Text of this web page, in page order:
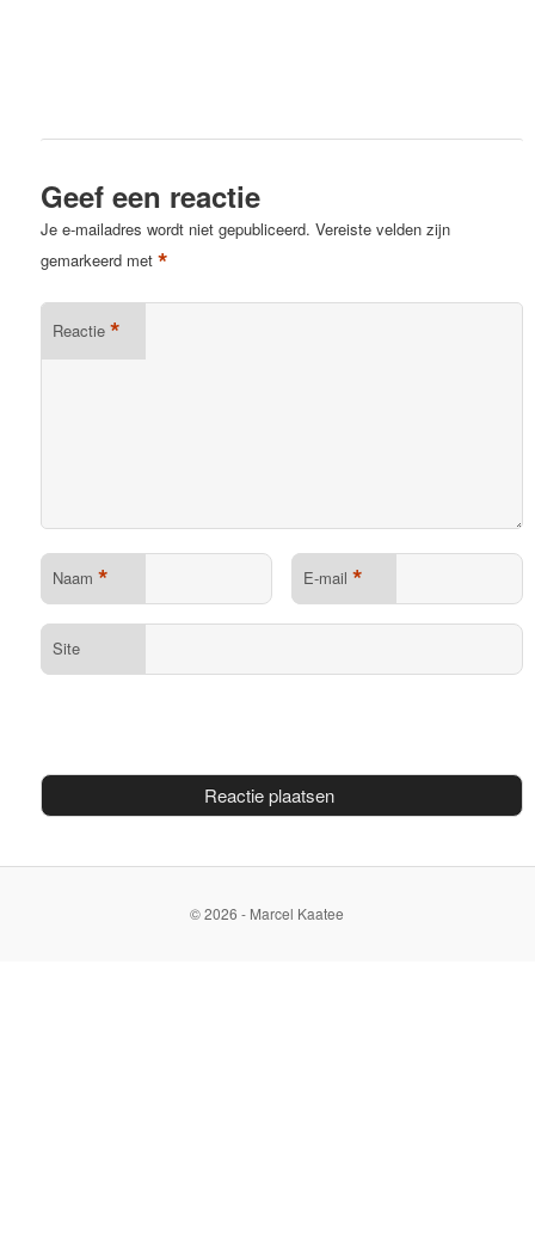
Geef een reactie
Je e-mailadres wordt niet gepubliceerd. Vereiste velden zijn
gemarkeerd met*
Reactie *
Naam * E-mail *
Site
© 2026 - Marcel Kaatee